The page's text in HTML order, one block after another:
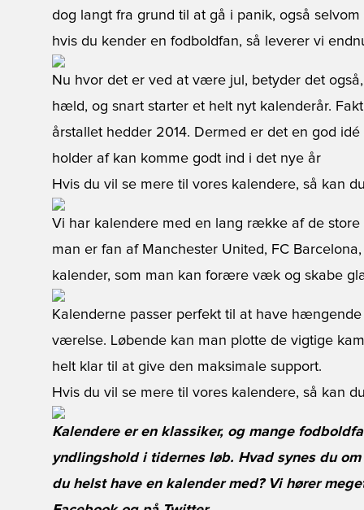
dog langt fra grund til at gå i panik, også
hvis du kender en fodboldfan, så leverer vi
Nu hvor det er ved at være jul, betyder det
hæld, og snart starter et helt nyt kalenderår.
årstallet hedder 2014. Dermed er det en god
holder af kan komme godt ind i det nye år
Hvis du vil se mere til vores kalendere, så kan
Vi har kalendere med en lang række af de
man er fan af Manchester United, FC
kalender, som man kan forære væk og skabe
Kalenderne passer perfekt til at have
værelse. Løbende kan man plotte de vigtige
helt klar til at give den maksimale support.
Hvis du vil se mere til vores kalendere, så kan
Kalendere er en klassiker, og mange
yndlingshold i tidernes løb. Hvad synes du
du helst have en kalender med? Vi hører